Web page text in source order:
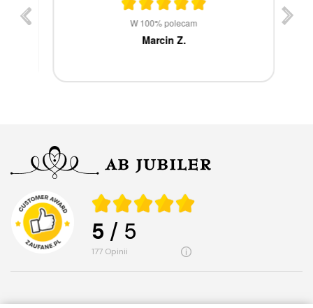
W 100% polecam
Marcin Z.
5 / 5
177 opinii